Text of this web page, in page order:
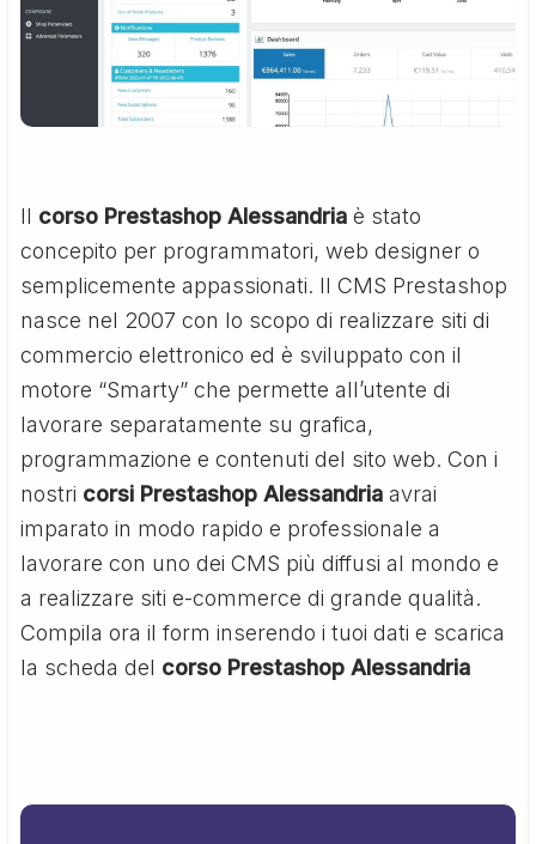
Il corso Prestashop Alessandria è stato
concepito per programmatori, web designer o
semplicemente appassionati. Il CMS Prestashop
nasce nel 2007 con lo scopo di realizzare siti di
commercio elettronico ed è sviluppato con il
motore “Smarty” che permette all’utente di
lavorare separatamente su grafica,
programmazione e contenuti del sito web. Con i
nostri corsi Prestashop Alessandria avrai
imparato in modo rapido e professionale a
lavorare con uno dei CMS più diffusi al mondo e
a realizzare siti e-commerce di grande qualità.
Compila ora il form inserendo i tuoi dati e scarica
la scheda del corso Prestashop Alessandria